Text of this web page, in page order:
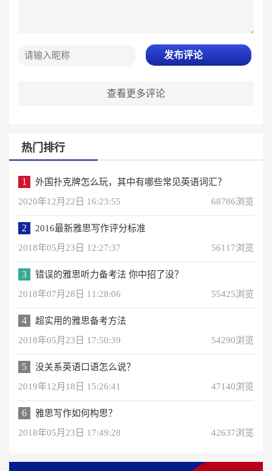
发布评论
查看更多评论
热门排行
1
外国扑克牌怎么玩，其中有哪些常见英语词汇？
2020年12月22日 16:23:55
68786浏览
2
2016最新雅思写作评分标准
2018年05月23日 12:27:37
56117浏览
3
错误的雅思听力备考法 你中招了没？
2018年07月28日 11:28:06
55425浏览
4
超实用的雅思备考方法
2018年05月23日 17:50:39
54290浏览
5
没关系英语口语怎么说？
2019年12月18日 15:26:41
47140浏览
6
雅思写作如何构思？
2018年05月23日 17:49:28
42637浏览